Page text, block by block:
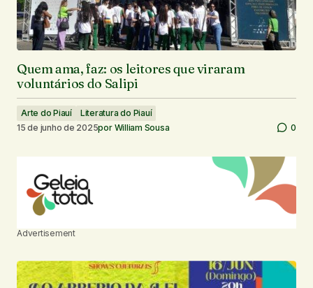
Quem ama, faz: os leitores que viraram
voluntários do Salipi
Arte do Piauí
Literatura do Piauí
15 de junho de 2025por William Sousa 0
Advertisement